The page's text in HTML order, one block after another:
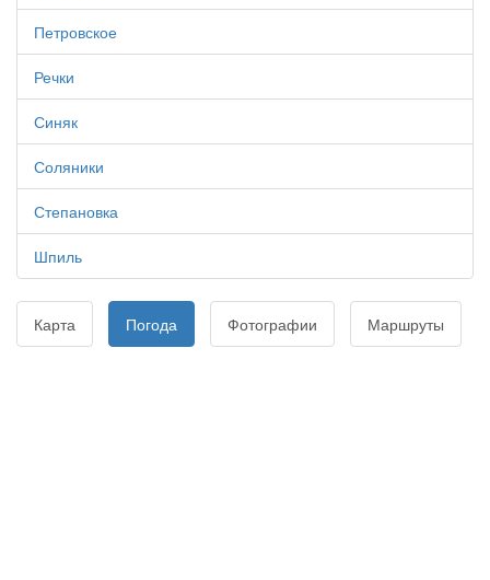
Петровское
Речки
Синяк
Соляники
Степановка
Шпиль
Карта Погода Фотографии Маршруты